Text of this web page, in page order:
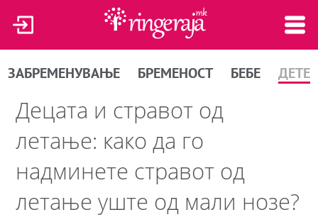
ЗАБРЕМЕНУВАЊЕ БРЕМЕНОСТ БЕБЕ ДЕТЕ
Децата и стравот од
летање: како да го
надминете стравот од
летање уште од мали нозе?